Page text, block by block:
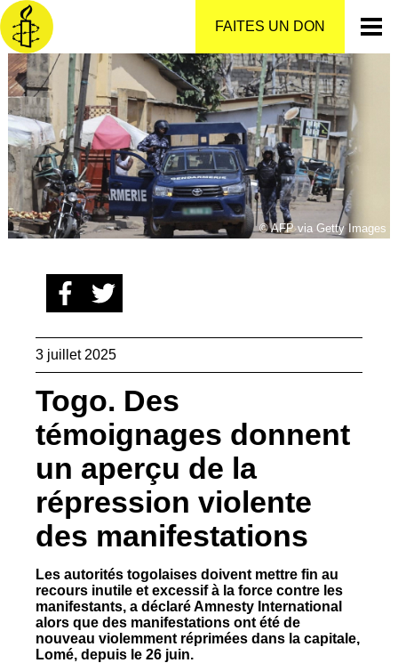
FAITES UN DON
Aller
au
contenu
© AFP via Getty Images
3 juillet 2025
Togo. Des
témoignages donnent
un aperçu de la
répression violente
des manifestations
Les autorités togolaises doivent mettre fin au
recours inutile et excessif à la force contre les
manifestants, a déclaré Amnesty International
alors que des manifestations ont été de
nouveau violemment réprimées dans la capitale,
Lomé, depuis le 26 juin.